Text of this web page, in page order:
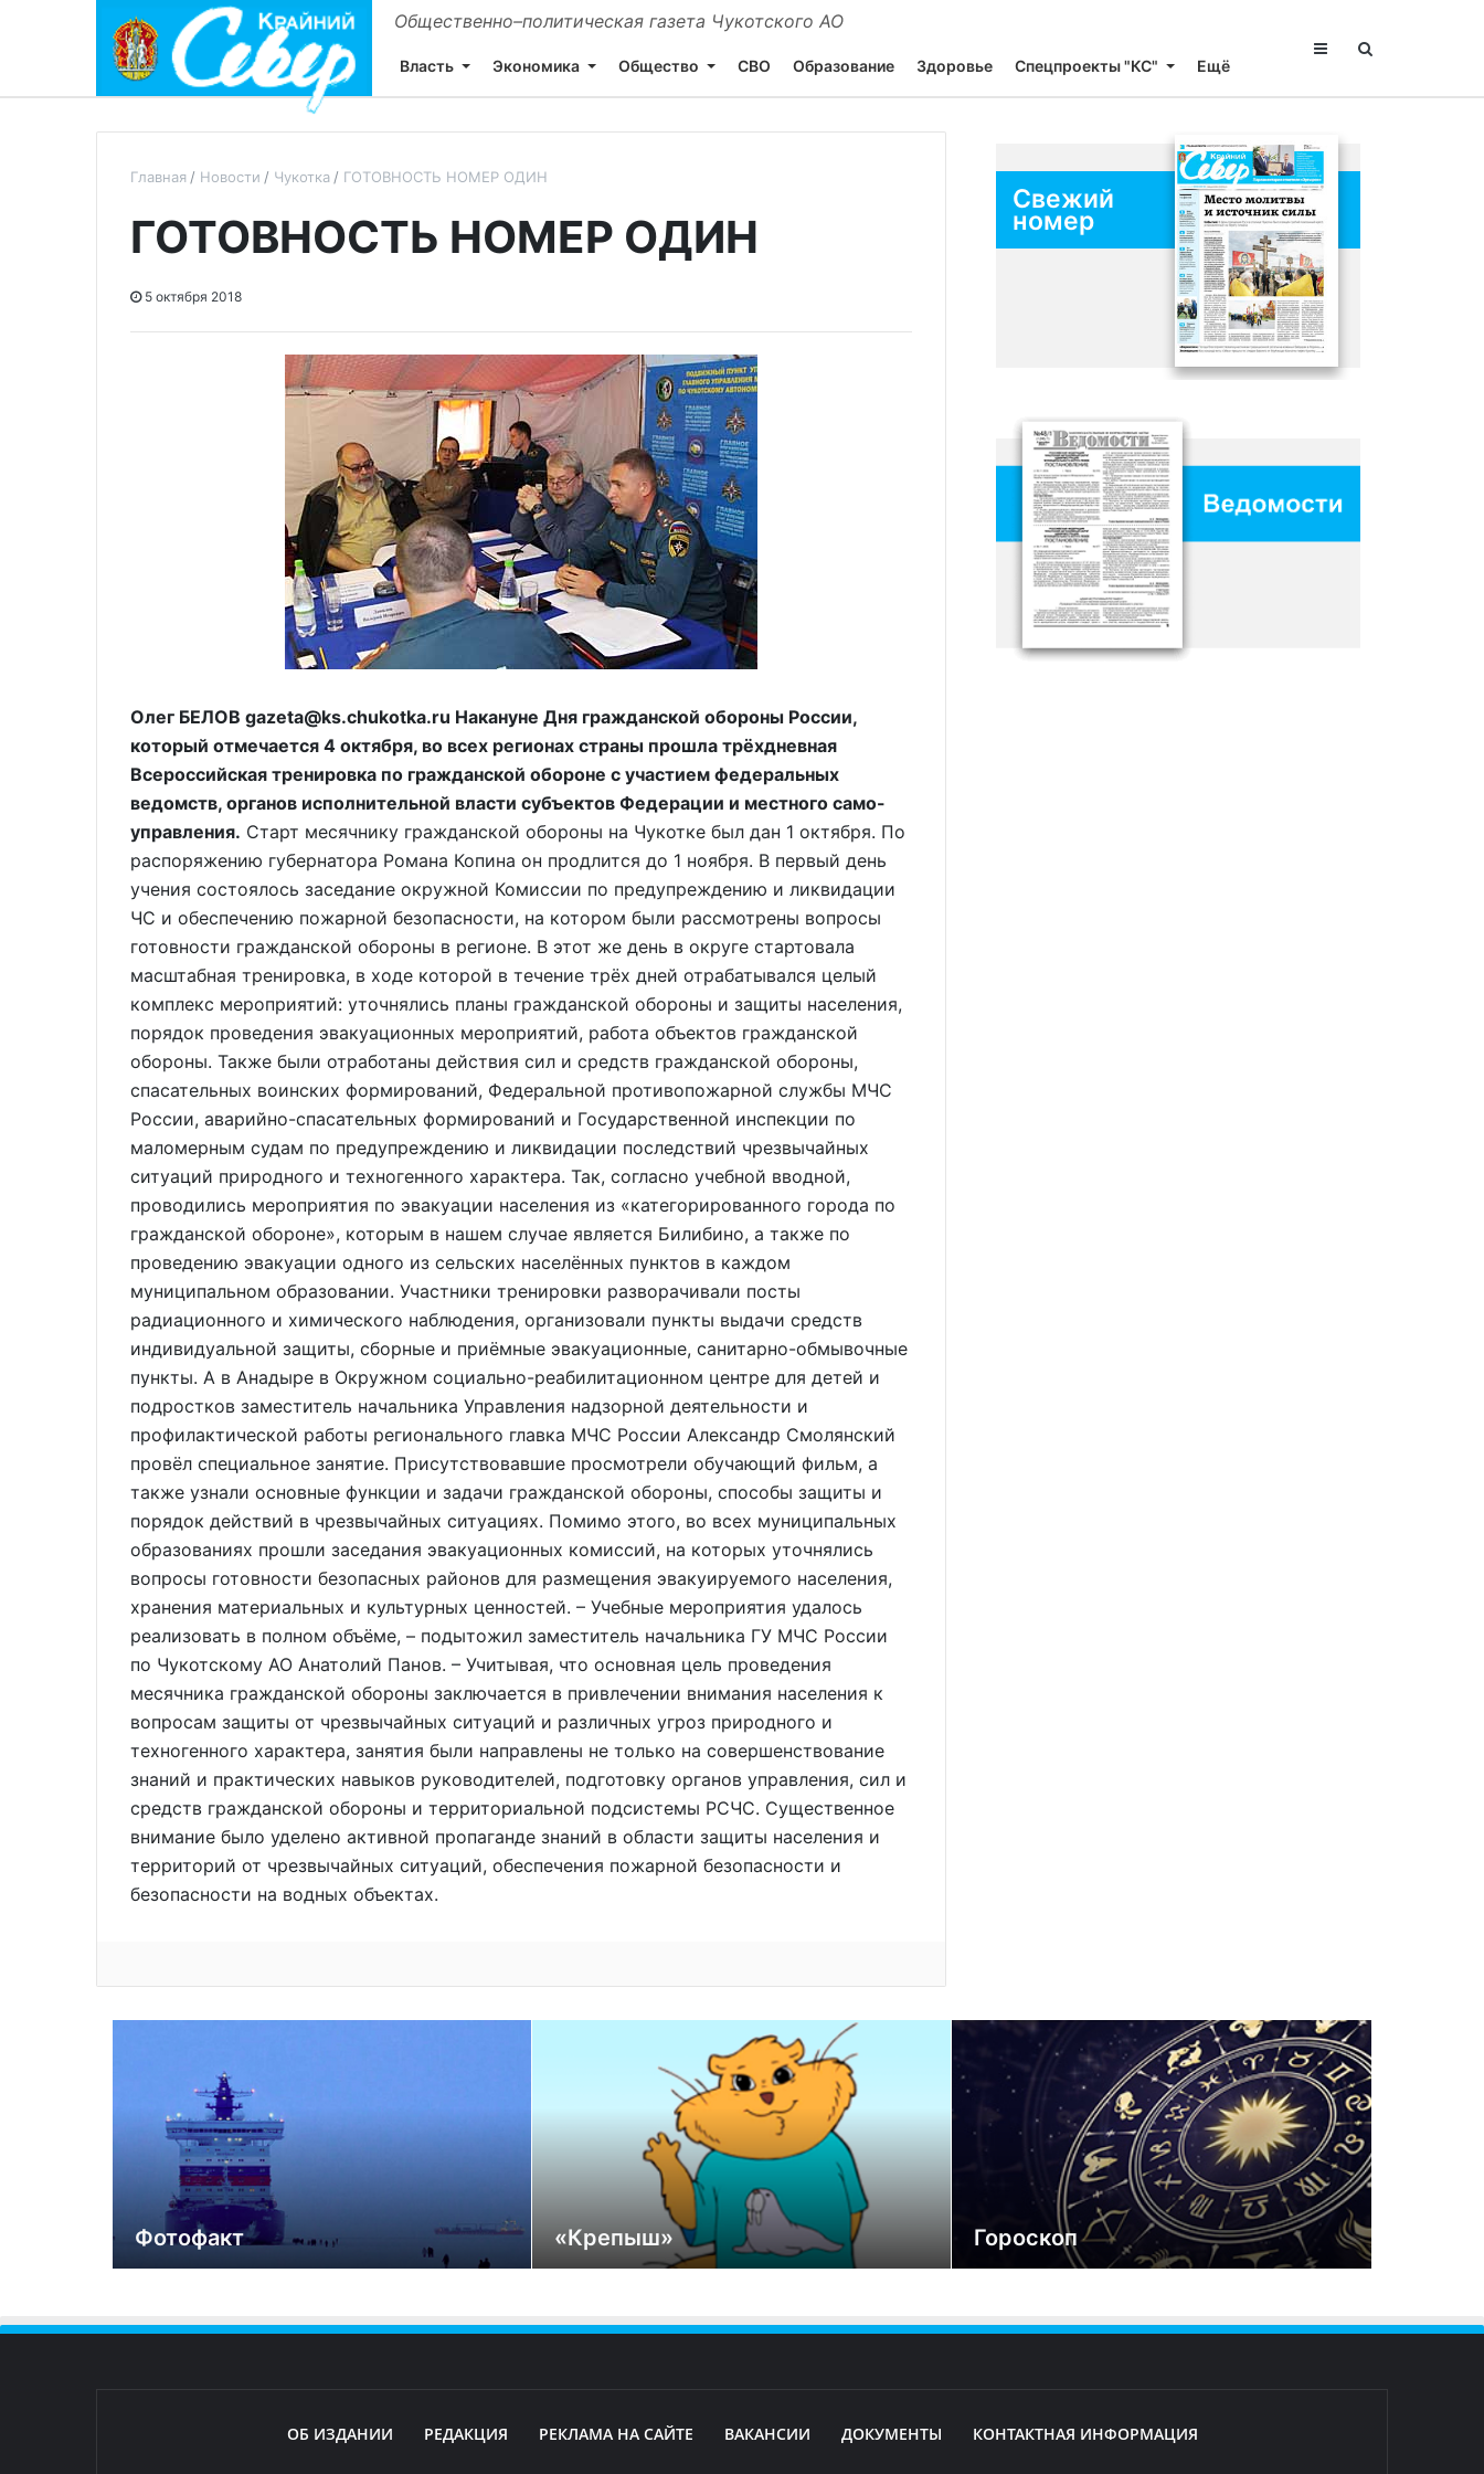
Общественно–политическая газета Чукотского АО
Власть Экономика Общество СВО Образование Здоровье Спецпроекты "КС" Ещё
Главная Новости Чукотка ГОТОВНОСТЬ НОМЕР ОДИН
ГОТОВНОСТЬ НОМЕР ОДИН
5 октября 2018
Олег БЕЛОВ gazeta@ks.chukotka.ru Накануне Дня гражданской обороны России,
который отмечается 4 октября, во всех регионах страны прошла трёхдневная
Всероссийская тренировка по гражданской обороне с участием федеральных
ведомств, органов исполнительной власти субъектов Федерации и местного само-
управления. Старт месячнику гражданской обороны на Чукотке был дан 1 октября. По
распоряжению губернатора Романа Копина он продлится до 1 ноября. В первый день
учения состоялось заседание окружной Комиссии по предупреждению и ликвидации
ЧС и обеспечению пожарной безопасности, на котором были рассмотрены вопросы
готовности гражданской обороны в регионе. В этот же день в округе стартовала
масштабная тренировка, в ходе которой в течение трёх дней отрабатывался целый
комплекс мероприятий: уточнялись планы гражданской обороны и защиты населения,
порядок проведения эвакуационных мероприятий, работа объектов гражданской
обороны. Также были отработаны действия сил и средств гражданской обороны,
спасательных воинских формирований, Федеральной противопожарной службы МЧС
России, аварийно-спасательных формирований и Государственной инспекции по
маломерным судам по предупреждению и ликвидации последствий чрезвычайных
ситуаций природного и техногенного характера. Так, согласно учебной вводной,
проводились мероприятия по эвакуации населения из «категорированного города по
гражданской обороне», которым в нашем случае является Билибино, а также по
проведению эвакуации одного из сельских населённых пунктов в каждом
муниципальном образовании. Участники тренировки разворачивали посты
радиационного и химического наблюдения, организовали пункты выдачи средств
индивидуальной защиты, сборные и приёмные эвакуационные, санитарно-обмывочные
пункты. А в Анадыре в Окружном социально-реабилитационном центре для детей и
подростков заместитель начальника Управления надзорной деятельности и
профилактической работы регионального главка МЧС России Александр Смолянский
провёл специальное занятие. Присутствовавшие просмотрели обучающий фильм, а
также узнали основные функции и задачи гражданской обороны, способы защиты и
порядок действий в чрезвычайных ситуациях. Помимо этого, во всех муниципальных
образованиях прошли заседания эвакуационных комиссий, на которых уточнялись
вопросы готовности безопасных районов для размещения эвакуируемого населения,
хранения материальных и культурных ценностей. – Учебные мероприятия удалось
реализовать в полном объёме, – подытожил заместитель начальника ГУ МЧС России
по Чукотскому АО Анатолий Панов. – Учитывая, что основная цель проведения
месячника гражданской обороны заключается в привлечении внимания населения к
вопросам защиты от чрезвычайных ситуаций и различных угроз природного и
техногенного характера, занятия были направлены не только на совершенствование
знаний и практических навыков руководителей, подготовку органов управления, сил и
средств гражданской обороны и территориальной подсистемы РСЧС. Существенное
внимание было уделено активной пропаганде знаний в области защиты населения и
территорий от чрезвычайных ситуаций, обеспечения пожарной безопасности и
безопасности на водных объектах.
Свежий
номер
Фотофакт «Крепыш» Гороскоп
ОБ ИЗДАНИИ РЕДАКЦИЯ РЕКЛАМА НА САЙТЕ ВАКАНСИИ ДОКУМЕНТЫ КОНТАКТНАЯ ИНФОРМАЦИЯ